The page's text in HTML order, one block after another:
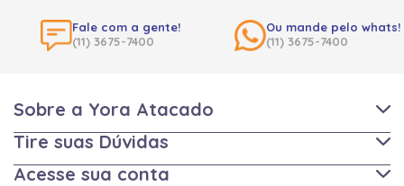
Fale com a gente!
(11) 3675-7400
Ou mande pelo whats!
(11) 3675-7400
Sobre a Yora Atacado
Tire suas Dúvidas
Acesse sua conta